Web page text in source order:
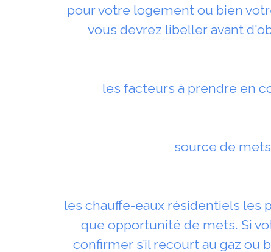
pour votre logement ou bien
vous devrez libeller avant
les facteurs à prendre en
source de
les chauffe-eaux résidentiels les
que opportunité de mets. Si
confirmer s’il recourt au gaz ou